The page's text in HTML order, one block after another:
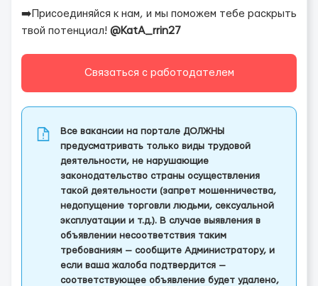
➡️Присоединяйся к нам, и мы поможем тебе раскрыть
твой потенциал! @KatA_rrin27
Связаться с работодателем
Все вакансии на портале ДОЛЖНЫ
предусматривать только виды трудовой
деятельности, не нарушающие
законодательство страны осуществления
такой деятельности (запрет мошенничества,
недопущение торговли людьми, сексуальной
эксплуатации и т.д.). В случае выявления в
объявлении несоответствия таким
требованиям — сообщите Администратору, и
если ваша жалоба подтвердится —
соответствующее объявление будет удалено,